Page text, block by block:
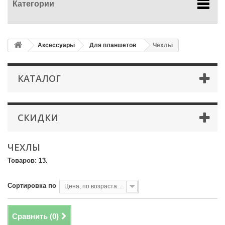
Категории
Аксессуары Для планшетов Чехлы
КАТАЛОГ
СКИДКИ
ЧЕХЛЫ
Товаров: 13.
Сортировка по Цена, по возрастанию
Сравнить (0)